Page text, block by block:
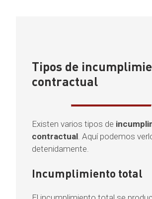
Tipos de
contractual
Existen varios tipos de
contractual . Aquí podemos
detenidamente.
Incumplimiento total